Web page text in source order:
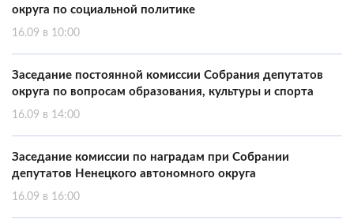
округа по социальной политике
16.09 в 10:00
Заседание постоянной комиссии Собрания депутатов
округа по вопросам образования, культуры и спорта
16.09 в 14:00
Заседание комиссии по наградам при Собрании
депутатов Ненецкого автономного округа
16.09 в 16:00